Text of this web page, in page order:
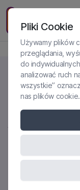
OD
Pliki Cookie
Używamy plików
przeglądania,
do
analizować ruch
wszystkie”
nas plików